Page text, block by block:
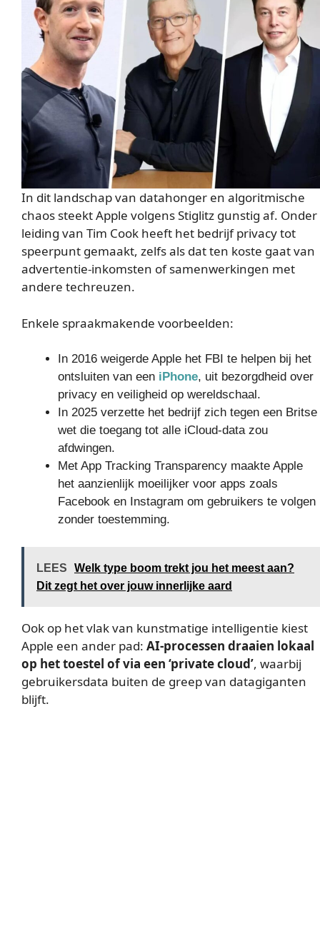
In dit landschap van datahonger en algoritmische
chaos steekt Apple volgens Stiglitz gunstig af. Onder
leiding van Tim Cook heeft het bedrijf privacy tot
speerpunt gemaakt, zelfs als dat ten koste gaat van
advertentie-inkomsten of samenwerkingen met
andere techreuzen.
Enkele spraakmakende voorbeelden:
In 2016 weigerde Apple het FBI te helpen bij het
ontsluiten van een iPhone, uit bezorgdheid over
privacy en veiligheid op wereldschaal.
In 2025 verzette het bedrijf zich tegen een Britse
wet die toegang tot alle iCloud-data zou
afdwingen.
Met App Tracking Transparency maakte Apple
het aanzienlijk moeilijker voor apps zoals
Facebook en Instagram om gebruikers te volgen
zonder toestemming.
LEES
Welk type boom trekt jou het meest aan?
Dit zegt het over jouw innerlijke aard
Ook op het vlak van kunstmatige intelligentie kiest
Apple een ander pad: AI-processen draaien lokaal
op het toestel of via een ‘private cloud’, waarbij
gebruikersdata buiten de greep van datagiganten
blijft.